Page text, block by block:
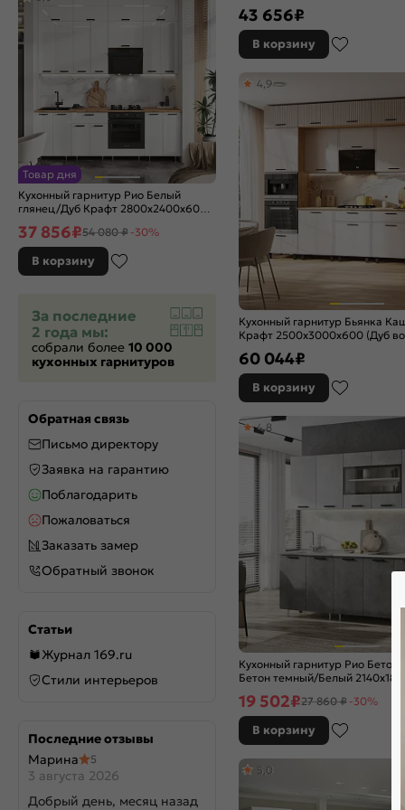
Grey Silk
Grey Silkwood
Grey Softwood
Light Grey In 2S
Magnum
Mint
Natural Casella Oak 2S
Nordic Oak
Omnia
Silky Blue
Silky Light Grey
Silky Mint
Silky White
Special White
Stormy Silk
Super White
Temple Stone 2S
White Dreamline
White In 2S
White Silk
Wotan Oak 2S
Аквамарин
Антрацит
Атлантик софт
Товар дня
Кухонный гарнитур Рио Белый
глянец/Дуб Крафт 2800x2400x600
37 856₽54 080 ₽ -30%
В корзину
За последние
2 года мы:
собрали более 10 000
кухонных гарнитуров
Обратная связь
Письмо директору
Заявка на гарантию
Поблагодарить
Пожаловаться
Заказать замер
Обратный звонок
Статьи
Журнал 169.ru
Стили интерьеров
Последние отзывы
Марина
5
3 августа 2026
Добрый день, месяц назад
43 656₽
В корзину
Кухонный гарнитур Бьянка
Крафт 2500x3000x600 (Дуб
4,9
60 044₽
В корзину
Кухонный гарнитур Рио Бетон
Бетон темный/Белый
4,8
19 502₽27 860 ₽ -30%
В корзину
5,0